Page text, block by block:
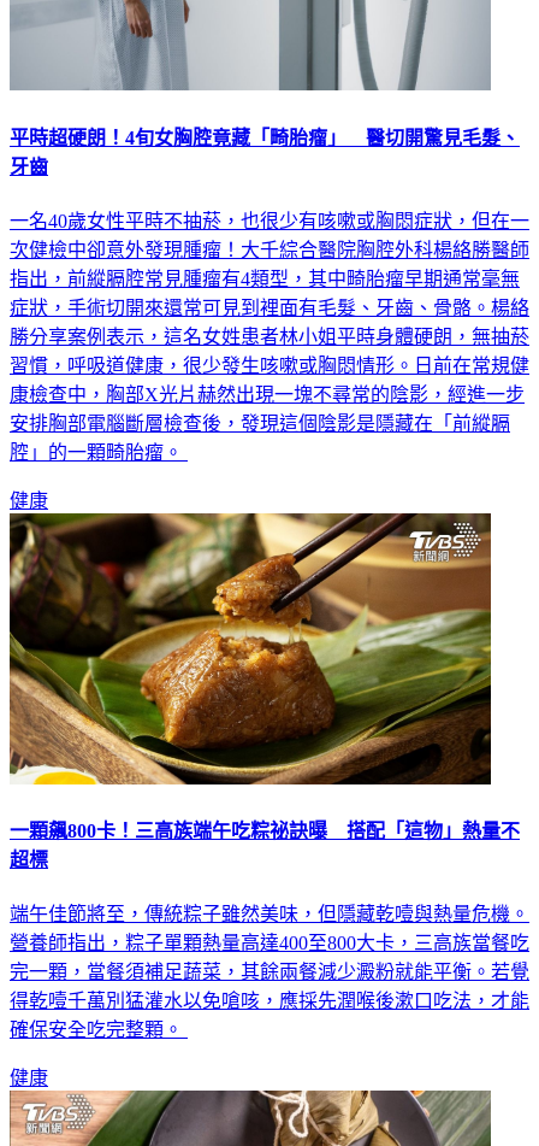
平時超硬朗！4旬女胸腔竟藏「畸胎瘤」 醫切開驚見毛髮、
牙齒
一名40歲女性平時不抽菸，也很少有咳嗽或胸悶症狀，但在一
次健檢中卻意外發現腫瘤！大千綜合醫院胸腔外科楊絡勝醫師
指出，前縱膈腔常見腫瘤有4類型，其中畸胎瘤早期通常毫無
症狀，手術切開來還常可見到裡面有毛髮、牙齒、骨骼。楊絡
勝分享案例表示，這名女姓患者林小姐平時身體硬朗，無抽菸
習慣，呼吸道健康，很少發生咳嗽或胸悶情形。日前在常規健
康檢查中，胸部X光片赫然出現一塊不尋常的陰影，經進一步
安排胸部電腦斷層檢查後，發現這個陰影是隱藏在「前縱膈
腔」的一顆畸胎瘤。
健康
一顆飆800卡！三高族端午吃粽祕訣曝 搭配「這物」熱量不
超標
端午佳節將至，傳統粽子雖然美味，但隱藏乾噎與熱量危機。
營養師指出，粽子單顆熱量高達400至800大卡，三高族當餐吃
完一顆，當餐須補足蔬菜，其餘兩餐減少澱粉就能平衡。若覺
得乾噎千萬別猛灌水以免嗆咳，應採先潤喉後漱口吃法，才能
確保安全吃完整顆。
健康